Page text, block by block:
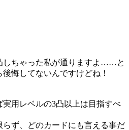
しちゃった私が通りますよ……と
悔してないんですけどね！
用レベルの3凸以上は目指すべ
ず、どのカードにも言える事だ